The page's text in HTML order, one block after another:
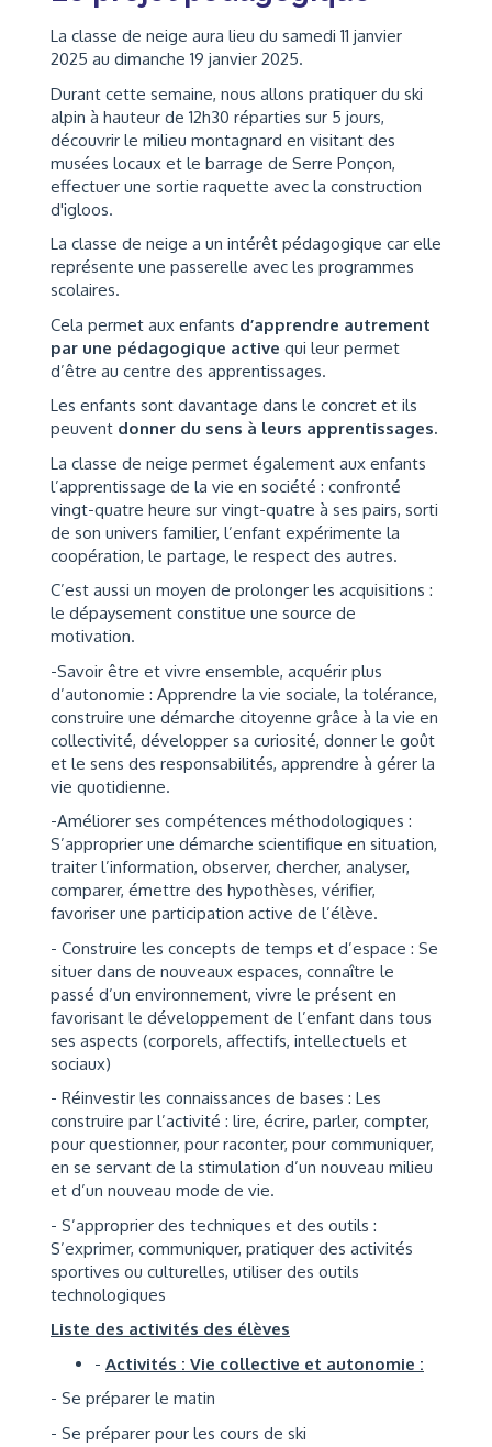
La classe de neige aura lieu du samedi 11 janvier
2025 au dimanche 19 janvier 2025.
Durant cette semaine, nous allons pratiquer du ski
alpin à hauteur de 12h30 réparties sur 5 jours,
découvrir le milieu montagnard en visitant des
musées locaux et le barrage de Serre Ponçon,
effectuer une sortie raquette avec la construction
d'igloos.
La classe de neige a un intérêt pédagogique car elle
représente une passerelle avec les programmes
scolaires.
Cela permet aux enfants d’apprendre autrement
par une pédagogique active qui leur permet
d’être au centre des apprentissages.
Les enfants sont davantage dans le concret et ils
peuvent donner du sens à leurs apprentissages.
La classe de neige permet également aux enfants
l’apprentissage de la vie en société : confronté
vingt-quatre heure sur vingt-quatre à ses pairs, sorti
de son univers familier, l’enfant expérimente la
coopération, le partage, le respect des autres.
C’est aussi un moyen de prolonger les acquisitions :
le dépaysement constitue une source de
motivation.
-Savoir être et vivre ensemble, acquérir plus
d’autonomie : Apprendre la vie sociale, la tolérance,
construire une démarche citoyenne grâce à la vie en
collectivité, développer sa curiosité, donner le goût
et le sens des responsabilités, apprendre à gérer la
vie quotidienne.
-Améliorer ses compétences méthodologiques :
S’approprier une démarche scientifique en situation,
traiter l’information, observer, chercher, analyser,
comparer, émettre des hypothèses, vérifier,
favoriser une participation active de l’élève.
- Construire les concepts de temps et d’espace : Se
situer dans de nouveaux espaces, connaître le
passé d’un environnement, vivre le présent en
favorisant le développement de l’enfant dans tous
ses aspects (corporels, affectifs, intellectuels et
sociaux)
- Réinvestir les connaissances de bases : Les
construire par l’activité : lire, écrire, parler, compter,
pour questionner, pour raconter, pour communiquer,
en se servant de la stimulation d’un nouveau milieu
et d’un nouveau mode de vie.
- S’approprier des techniques et des outils :
S’exprimer, communiquer, pratiquer des activités
sportives ou culturelles, utiliser des outils
technologiques
Liste des activités des élèves
- Activités : Vie collective et autonomie :
- Se préparer le matin
- Se préparer pour les cours de ski